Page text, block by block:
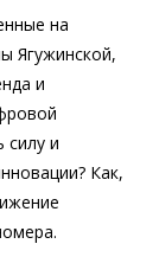
на
Ягужинской,
и
силу и
Как,